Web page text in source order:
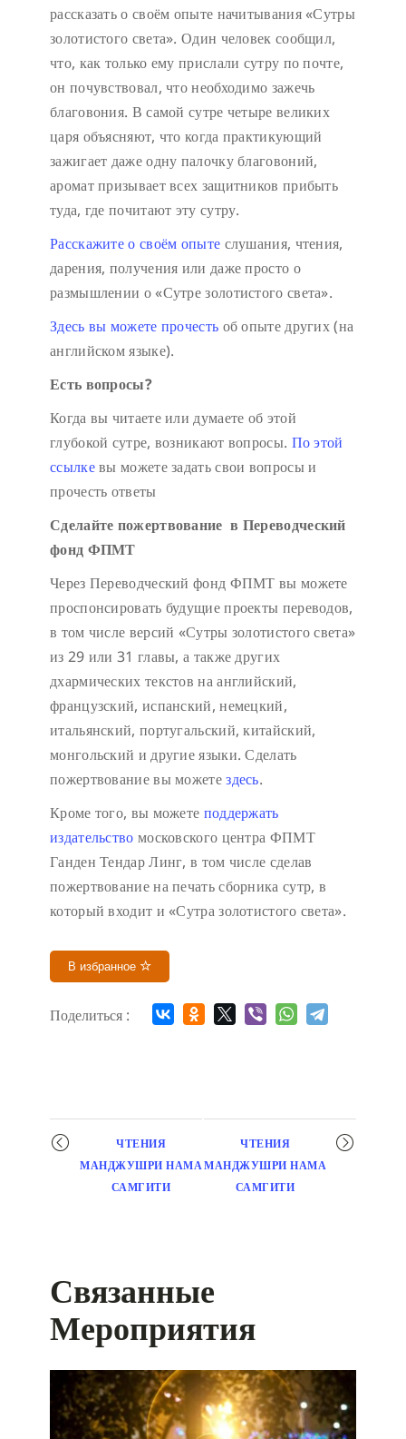
рассказать о своём опыте начитывания «Сутры
золотистого света». Один человек сообщил,
что, как только ему прислали сутру по почте,
он почувствовал, что необходимо зажечь
благовония. В самой сутре четыре великих
царя объясняют, что когда практикующий
зажигает даже одну палочку благовоний,
аромат призывает всех защитников прибыть
туда, где почитают эту сутру.
Расскажите о своём опыте слушания, чтения,
дарения, получения или даже просто о
размышлении о «Сутре золотистого света».
Здесь вы можете прочесть об опыте других (на
английском языке).
Есть вопросы?
Когда вы читаете или думаете об этой
глубокой сутре, возникают вопросы. По этой
ссылкевы можете задать свои вопросы и
прочесть ответы
Сделайте пожертвование в Переводческий
фонд ФПМТ
Через Переводческий фонд ФПМТ вы можете
проспонсировать будущие проекты переводов,
в том числе версий «Сутры золотистого света»
из 29 или 31 главы, а также других
дхармических текстов на английский,
французский, испанский, немецкий,
итальянский, португальский, китайский,
монгольский и другие языки. Сделать
пожертвование вы можетездесь.
Кроме того, вы можете поддержать
издательство московского центра ФПМТ
Ганден Тендар Линг, в том числе сделав
пожертвование на печать сборника сутр, в
который входит и «Сутра золотистого света».
В избранное
Поделиться :
Мероприятие
навигация
ЧТЕНИЯ
МАНДЖУШРИ НАМА
САМГИТИ
ЧТЕНИЯ
МАНДЖУШРИ НАМА
САМГИТИ
Связанные
Мероприятия